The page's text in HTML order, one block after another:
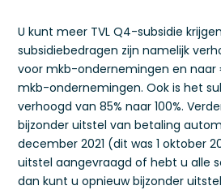
U kunt meer TVL Q4-subsidie
subsidiebedragen zijn namelijk
voor mkb-ondernemingen en naar
mkb-ondernemingen. Ook is het
verhoogd van 85% naar 100%.
bijzonder uitstel van betaling
december 2021 (dit was 1 oktober
uitstel aangevraagd of hebt u alle
dan kunt u opnieuw bijzonder